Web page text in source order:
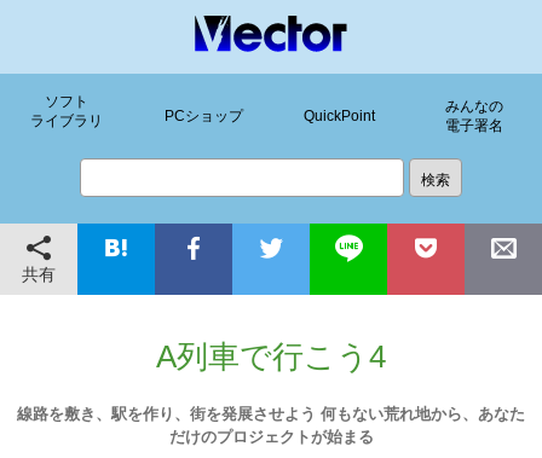
ソフト
ライブラリ
PCショップ QuickPoint
みんなの
電子署名
共有
A列車で行こう4
線路を敷き、駅を作り、街を発展させよう 何もない荒れ地から、あなた
だけのプロジェクトが始まる